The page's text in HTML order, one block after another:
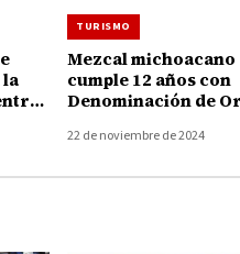
TURISMO
Mezcal michoacano
cumple 12 años con
Denominación de
municipios
22 de noviembre de 2024